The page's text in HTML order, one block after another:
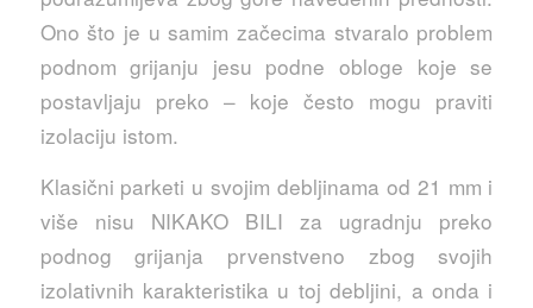
Ono što je u samim začecima stvaralo problem
podnom grijanju jesu podne obloge koje se
postavljaju preko – koje često mogu praviti
izolaciju istom.
Klasični parketi u svojim debljinama od 21 mm i
više nisu NIKAKO BILI za ugradnju preko
podnog grijanja prvenstveno zbog svojih
izolativnih karakteristika u toj debljini, a onda i